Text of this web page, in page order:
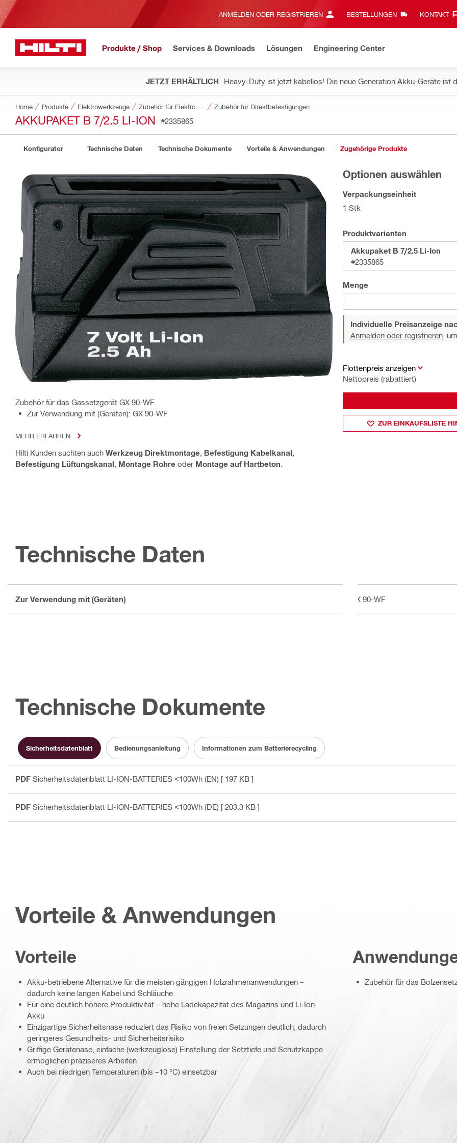
ANMELDEN ODER REGISTRIEREN BESTELLUNGEN KONTAKT‎
Produkte / Shop Services & Downloads Lösungen Engineering Center
JETZT ERHÄLTLICH Heavy-Duty ist jetzt kabellos! Die neue Generation Akku-Geräte ist
Home Produkte Elektrowerkzeuge Zubehör für Direktbefestigungen
AKKUPAKET B 7/2.5 LI-ION #2335865
Konfigurator Technische Daten Technische Dokumente Vorteile & Anwendungen Zugehörige Produkte
Zubehör für das Gassetzgerät GX 90-WF
Zur Verwendung mit (Geräten): GX 90-WF
MEHR ERFAHREN
Hilti Kunden suchten auch Werkzeug Direktmontage Befestigung Kabelkanal
Befestigung Lüftungskanal Montage Rohre oder Montage auf Hartbeton
Optionen auswählen
Verpackungseinheit
1 Stk
Produktvarianten
Akkupaket B 7/2.5 Li-Ion
#2335865
Menge
Individuelle Preisanzeige
Anmelden oder registrieren,
Flottenpreis anzeigen
Nettopreis (rabattiert)
ZUR EINKAUFSLISTE
Technische Daten
Zur Verwendung mit (Geräten) GX 90-WF
Technische Dokumente
Sicherheitsdatenblatt Bedienungsanleitung Informationen zum Batterierecycling
PDF Sicherheitsdatenblatt LI-ION-BATTERIES <100Wh (EN) [ 197 KB ]
PDF Sicherheitsdatenblatt LI-ION-BATTERIES <100Wh (DE) [ 203.3 KB ]
Vorteile & Anwendungen
Vorteile
Akku-betriebene Alternative für die meisten gängigen Holzrahmenanwendungen –
dadurch keine langen Kabel und Schläuche
Für eine deutlich höhere Produktivität – hohe Ladekapazität des Magazins und Li-Ion-
Akku
Einzigartige Sicherheitsnase reduziert das Risiko von freien Setzungen deutlich; dadurch
geringeres Gesundheits- und Sicherheitsrisiko
Griffige Gerätenase, einfache (werkzeuglose) Einstellung der Setztiefe und Schutzkappe
ermöglichen präziseres Arbeiten
Auch bei niedrigen Temperaturen (bis –10 °C) einsetzbar
Zubehör für das